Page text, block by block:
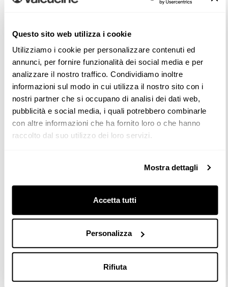
Questo sito web utilizza i cookie
Utilizziamo i cookie per personalizzare contenuti ed
annunci, per fornire funzionalità dei social media e per
analizzare il nostro traffico. Condividiamo inoltre
informazioni sul modo in cui utilizza il nostro sito con i
nostri partner che si occupano di analisi dei dati web,
pubblicità e social media, i quali potrebbero combinarle
con altre informazioni che ha fornito loro o che hanno
raccolto dal suo utilizzo dei loro servizi.
Mostra dettagli
Accetta tutti
Personalizza
Rifiuta
Cherry Orchard
Mock-up cuisines
Moscou
Le projet résidentiel Cherry Orchard à Moscou est un
complexe exclusif composé de huit bâtiments, situé dans
la zone des légendaires studios Mosfilm. Conçu par le
cabinet d’architecture britannique John McAslan +
d’intérieur Fortyfour, le projet vise à créer un quartier
urbain contemporain qui allie luxe, durabilité et harmonie